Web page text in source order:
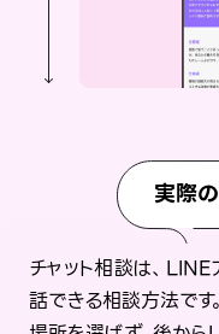
実際
チャット相談は、
話できる相談方法です。